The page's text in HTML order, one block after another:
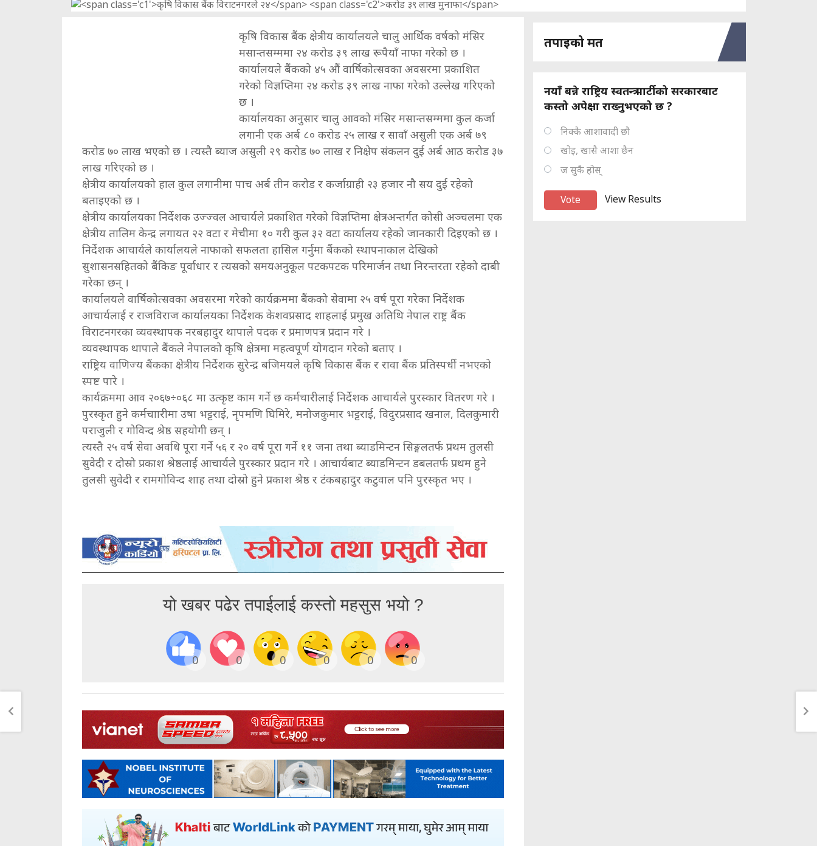
कृषि विकास बैंक क्षेत्रीय कार्यालयले चालु आर्थिक वर्षको मंसिर
मसान्तसम्ममा २४ करोड ३९ लाख रूपैयाँ नाफा गरेको छ ।
कार्यालयले बैंकको ४५ औं वार्षिकोत्सवका अवसरमा प्रकाशित
गरेको विज्ञप्तिमा २४ करोड ३९ लाख नाफा गरेको उल्लेख गरिएको
छ ।
कार्यालयका अनुसार चालु आवको मंसिर मसान्तसम्ममा कुल कर्जा
लगानी एक अर्ब ८० करोड २५ लाख र सावाँ असुली एक अर्ब ७९
करोड ७० लाख भएको छ । त्यस्तै ब्याज असुली २९ करोड ७० लाख र निक्षेप संकलन दुई अर्ब आठ करोड ३७
लाख गरिएको छ ।
क्षेत्रीय कार्यालयको हाल कुल लगानीमा पाच अर्ब तीन करोड र कर्जाग्राही २३ हजार नौ सय दुई रहेको
बताइएको छ ।
क्षेत्रीय कार्यालयका निर्देशक उज्ज्वल आचार्यले प्रकाशित गरेको विज्ञप्तिमा क्षेत्रअन्तर्गत कोसी अञ्चलमा एक
क्षेत्रीय तालिम केन्द्र लगायत २२ वटा र मेचीमा १० गरी कुल ३२ वटा कार्यालय रहेको जानकारी दिइएको छ ।
निर्देशक आचार्यले कार्यालयले नाफाको सफलता हासिल गर्नुमा बैंकको स्थापनाकाल देखिको
सुशासनसहितको बैंकिङ पूर्वाधार र त्यसको समयअनुकूल पटकपटक परिमार्जन तथा निरन्तरता रहेको दाबी
गरेका छन् ।
कार्यालयले वार्षिकोत्सवका अवसरमा गरेको कार्यक्रममा बैंकको सेवामा २५ वर्ष पूरा गरेका निर्देशक
आचार्यलाई र राजविराज कार्यालयका निर्देशक केशवप्रसाद शाहलाई प्रमुख अतिथि नेपाल राष्ट्र बैंक
विराटनगरका व्यवस्थापक नरबहादुर थापाले पदक र प्रमाणपत्र प्रदान गरे ।
व्यवस्थापक थापाले बैंकले नेपालको कृषि क्षेत्रमा महत्वपूर्ण योगदान गरेको बताए ।
राष्ट्रिय वाणिज्य बैंकका क्षेत्रीय निर्देशक सुरेन्द्र बजिमयले कृषि विकास बैंक र रावा बैंक प्रतिस्पर्धी नभएको
स्पष्ट पारे ।
कार्यक्रममा आव २०६७÷०६८ मा उत्कृष्ट काम गर्ने छ कर्मचारीलाई निर्देशक आचार्यले पुरस्कार वितरण गरे ।
पुरस्कृत हुने कर्मचाारीमा उषा भट्टराई, नृपमणि घिमिरे, मनोजकुमार भट्टराई, विदुरप्रसाद खनाल, दिलकुमारी
पराजुली र गोविन्द श्रेष्ठ सहयोगी छन् ।
त्यस्तै २५ वर्ष सेवा अवधि पूरा गर्ने ५६ र २० वर्ष पूरा गर्ने ११ जना तथा ब्याडमिन्टन सिङ्गलतर्फ प्रथम तुलसी
सुवेदी र दोस्रो प्रकाश श्रेष्ठलाई आचार्यले पुरस्कार प्रदान गरे । आचार्यबाट ब्याडमिन्टन डबलतर्फ प्रथम हुने
तुलसी सुवेदी र रामगोविन्द शाह तथा दोस्रो हुने प्रकाश श्रेष्ठ र टंकबहादुर कटुवाल पनि पुरस्कृत भए ।
यो खबर पढेर तपाईलाई कस्तो महसुस भयो ?
0 0 0 0 0 0
तपाइको मत
नयाँ बन्ने राष्ट्रिय स्वतन्त्र पार्टीको सरकारबाट
कस्तो अपेक्षा राख्नुभएको छ ?
निक्कै आशावादी छौ
खोइ, खासै आशा छैन
ज सुकै होस्
View Results